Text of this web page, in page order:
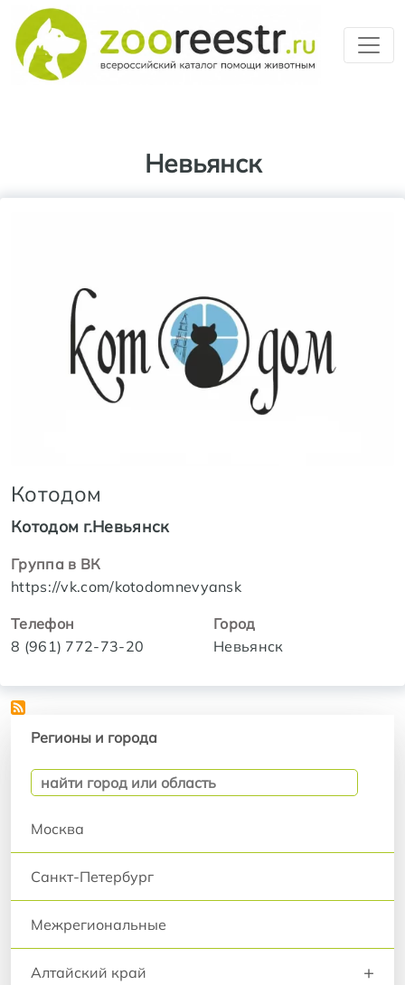
Невьянск
Котодом
Котодом г.Невьянск
Группа в ВК
https://vk.com/kotodomnevyansk
Телефон
8 (961) 772-73-20
Город
Невьянск
Регионы и города
Москва
Санкт-Петербург
Межрегиональные
Алтайский край +